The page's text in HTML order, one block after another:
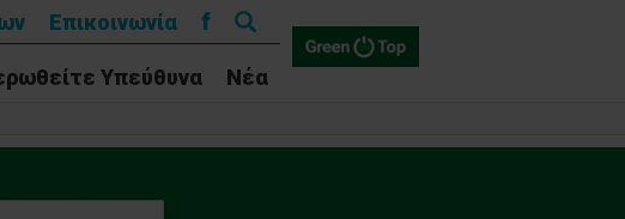
Επικοινωνία f
Αναζήτηση
για:
Υπεύθυνα Νέα